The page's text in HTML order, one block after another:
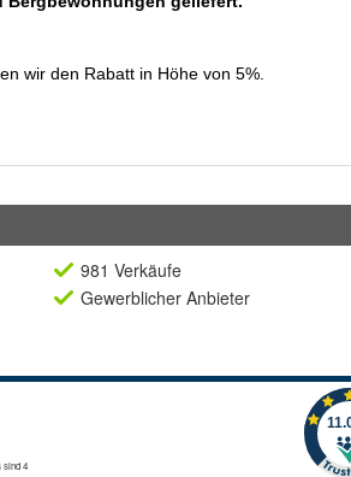
981 Verkäufe
Gewerblicher Anbieter